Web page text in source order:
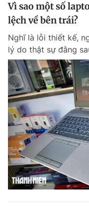
Vì sao một số
lệch về bên trái?
Nghĩ là lỗi thiết kế,
lý do thật sự đằng